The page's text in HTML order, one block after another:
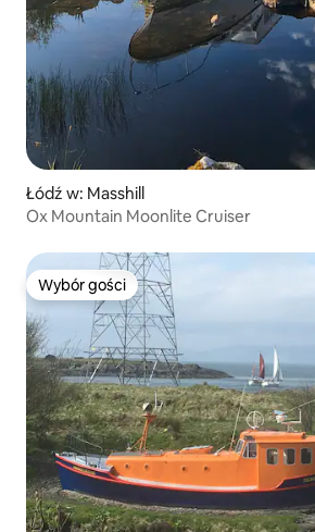
Łódź w: Masshill
Ox Mountain Moonlite Cruiser
Wybór gości
Wybór gości